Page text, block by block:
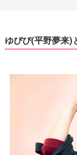
ゆぴぴ(平野夢来)